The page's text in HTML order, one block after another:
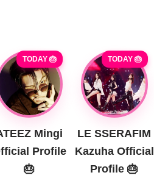
TODAY 🎂
Mingi
Profile
🎂
TODAY 🎂
LE SSERAFIM
Kazuha Official
Profile 🎂